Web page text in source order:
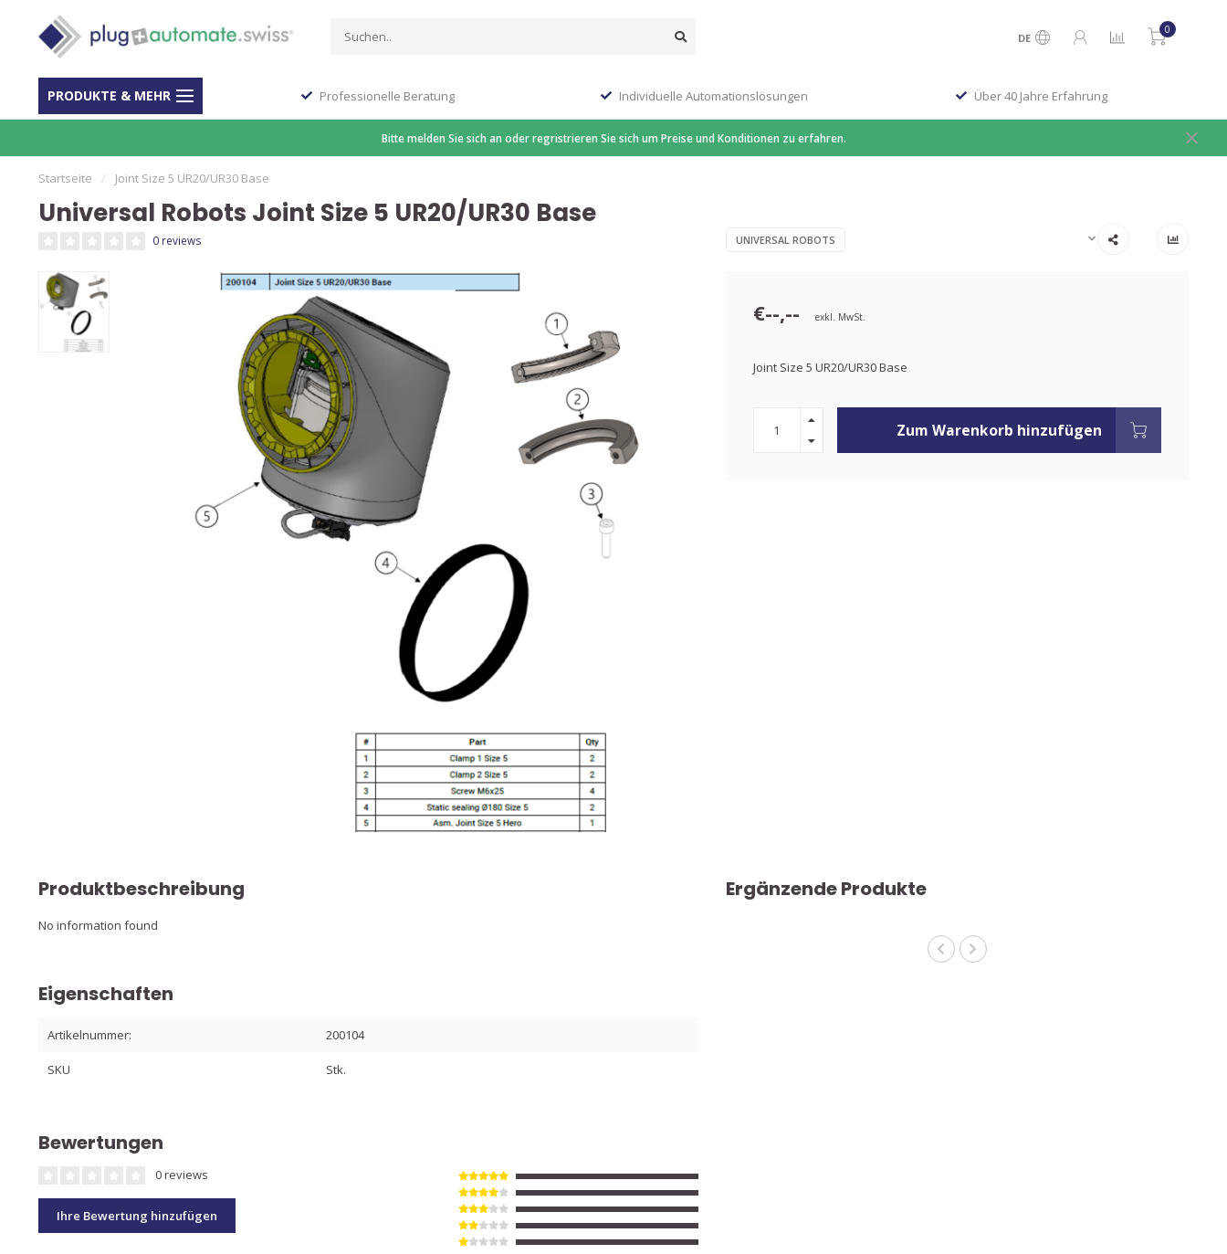
DE
0
PRODUKTE & MEHR
Shop für Automation Professionelle Beratung Individuelle Automationslösungen Über 40 Jahre Erfahrung
Bitte melden Sie sich an oder regristrieren Sie sich um Preise und Konditionen zu erfahren.
Startseite / Joint Size 5 UR20/UR30 Base
Universal Robots Joint Size 5 UR20/UR30 Base
0 reviews UNIVERSAL ROBOTS
€--,-- exkl. MwSt.
Joint Size 5 UR20/UR30 Base
Zum Warenkorb hinzufügen
Produktbeschreibung
No information found
Eigenschaften
Artikelnummer: 200104
SKU Stk.
Bewertungen
0 reviews
Ihre Bewertung hinzufügen
Ergänzende Produkte